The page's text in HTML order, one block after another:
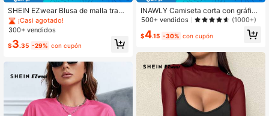
4.87 1.9M Seguidores
4.87 1.9M Seguidores
SHEIN EZwear Blusa de malla trans
parente de punto roja para mujer, pri
mavera/verano
¡Casi agotado!
300+ vendidos
$3.35 -29% con cupón
INAWLY Camiseta corta con gráfico
de letra, camisetas gráficas para m
500+ vendidos (1000+)
$4.15 -30% con cupón